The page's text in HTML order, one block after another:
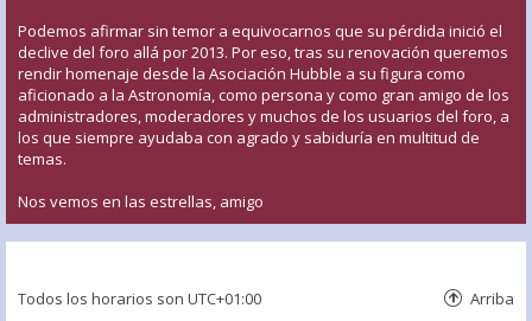
Podemos afirmar sin temor a equivocarnos que su pérdida inició el
declive del foro allá por 2013. Por eso, tras su renovación queremos
rendir homenaje desde la Asociación Hubble a su figura como
aficionado a la Astronomía, como persona y como gran amigo de los
administradores, moderadores y muchos de los usuarios del foro, a
los que siempre ayudaba con agrado y sabiduría en multitud de
temas.
Nos vemos en las estrellas, amigo
Todos los horarios son UTC+01:00 Arriba